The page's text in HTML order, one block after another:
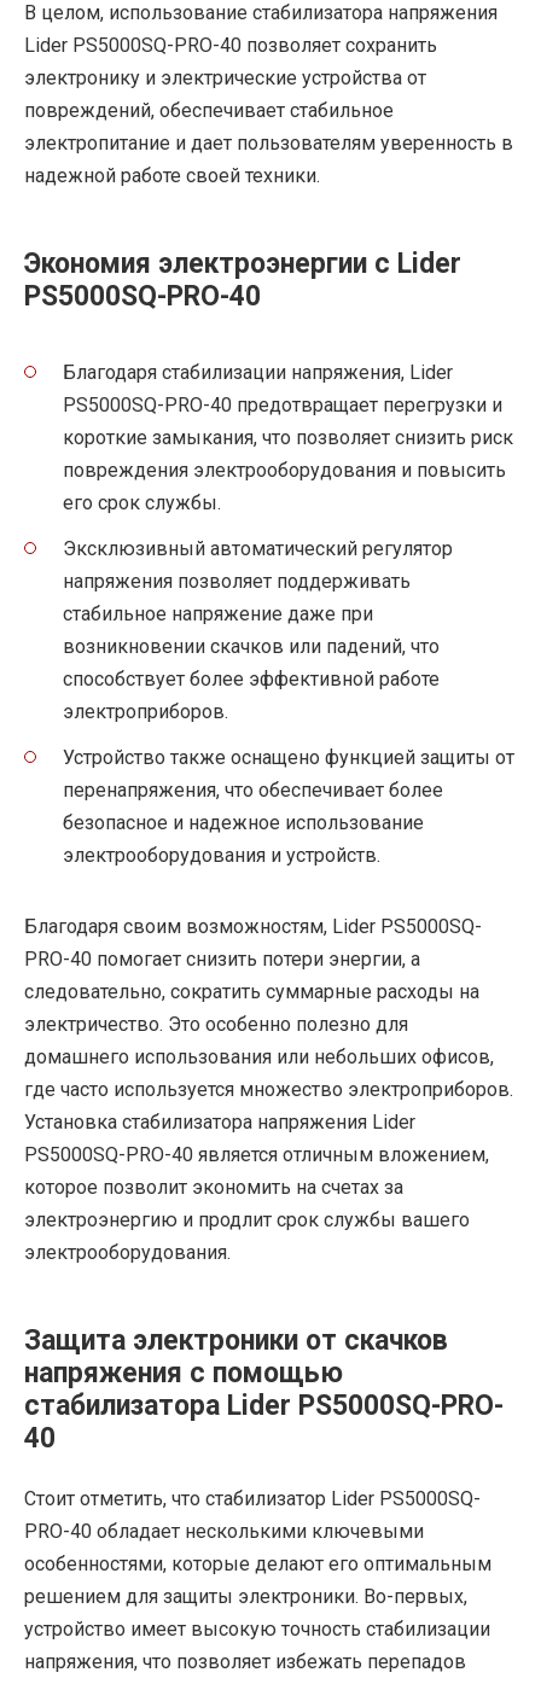
В целом, использование стабилизатора напряжения
Lider PS5000SQ-PRO-40 позволяет сохранить
электронику и электрические устройства от
повреждений, обеспечивает стабильное
электропитание и дает пользователям уверенность в
надежной работе своей техники.
Экономия электроэнергии с Lider
PS5000SQ-PRO-40
Благодаря стабилизации напряжения, Lider
PS5000SQ-PRO-40 предотвращает перегрузки и
короткие замыкания, что позволяет снизить риск
повреждения электрооборудования и повысить
его срок службы.
Эксклюзивный автоматический регулятор
напряжения позволяет поддерживать
стабильное напряжение даже при
возникновении скачков или падений, что
способствует более эффективной работе
электроприборов.
Устройство также оснащено функцией защиты от
перенапряжения, что обеспечивает более
безопасное и надежное использование
электрооборудования и устройств.
Благодаря своим возможностям, Lider PS5000SQ-
PRO-40 помогает снизить потери энергии, а
следовательно, сократить суммарные расходы на
электричество. Это особенно полезно для
домашнего использования или небольших офисов,
где часто используется множество электроприборов.
Установка стабилизатора напряжения Lider
PS5000SQ-PRO-40 является отличным вложением,
которое позволит экономить на счетах за
электроэнергию и продлит срок службы вашего
электрооборудования.
Защита электроники от скачков
напряжения с помощью
стабилизатора Lider PS5000SQ-PRO-
40
Стоит отметить, что стабилизатор Lider PS5000SQ-
PRO-40 обладает несколькими ключевыми
особенностями, которые делают его оптимальным
решением для защиты электроники. Во-первых,
устройство имеет высокую точность стабилизации
напряжения, что позволяет избежать перепадов